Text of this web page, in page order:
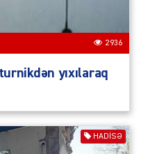
2936
yıxılaraq
HADISƏ